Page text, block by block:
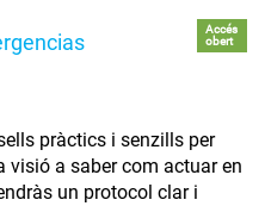
Accés
obert
pràctics i senzills per
visió a saber com actuar en
un protocol clar i